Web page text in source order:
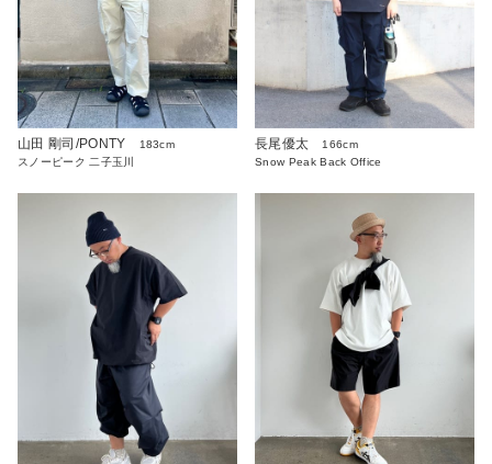
山田 剛司/PONTY
183cm
スノーピーク 二子玉川
長尾優太
166cm
Snow Peak Back Office